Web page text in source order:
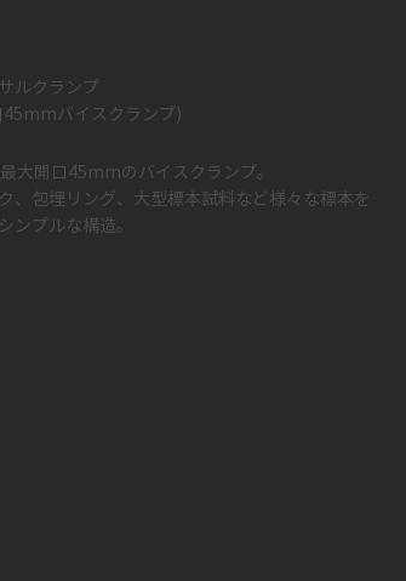
ルクランプ
45mmバイスクランプ)
大開口45mmのバイスクランプ。
、包埋リング、大型標本試料など様々な標本を
ンプルな構造。